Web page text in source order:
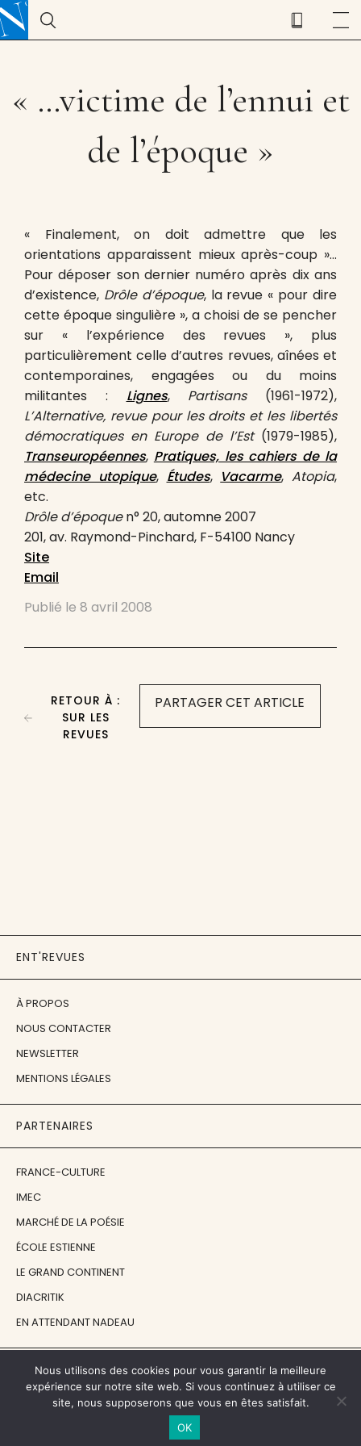
« …victime de l’ennui et
de l’époque »
« Finalement, on doit admettre que les
orientations apparaissent mieux après-coup »…
Pour déposer son dernier numéro après dix ans
d’existence, Drôle d’époque, la revue « pour dire
cette époque singulière », a choisi de se pencher
sur « l’expérience des revues », plus
particulièrement celle d’autres revues, aînées et
contemporaines, engagées ou du moins
militantes : Lignes, Partisans(1961-1972),
L’Alternative, revue pour les droits et les libertés
démocratiques en Europe de l’Est(1979-1985),
Transeuropéennes, Pratiques, les cahiers de la
médecine utopique, Études, Vacarme, Atopia,
etc.
Drôle d’époquen° 20, automne 2007
201, av. Raymond-Pinchard, F-54100 Nancy
Site
Email
Publié le 8 avril 2008
PARTAGER CET ARTICLE
RETOUR À :
SUR LES
REVUES
ENT'REVUES
À PROPOS
NOUS CONTACTER
NEWSLETTER
MENTIONS LÉGALES
PARTENAIRES
FRANCE-CULTURE
IMEC
MARCHÉ DE LA POÉSIE
ÉCOLE ESTIENNE
LE GRAND CONTINENT
DIACRITIK
EN ATTENDANT NADEAU
NOS SOUTIENS
Nous utilisons des cookies pour vous garantir la meilleure
expérience sur notre site web. Si vous continuez à utiliser ce
site, nous supposerons que vous en êtes satisfait.
OK